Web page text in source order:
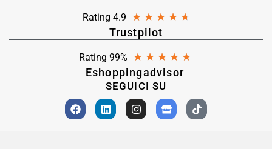
Rating 4.9 ★ ★ ★ ★ ★
Trustpilot
Rating 99% ★ ★ ★ ★ ★
Eshoppingadvisor
SEGUICI SU